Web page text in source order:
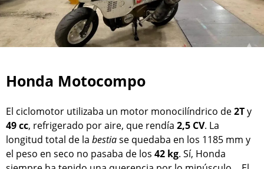
Honda Motocompo
El ciclomotor utilizaba un motor monocilíndrico de2Ty
49 cc, refrigerado por aire, que rendía 2,5 CV. La
longitud total de la bestiase quedaba en los 1185 mm y
el peso en seco no pasaba de los 42 kg. Sí, Honda